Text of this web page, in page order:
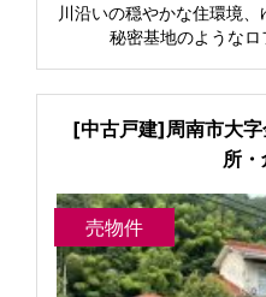
川沿いの穏やかな住環境、
秘密基地のようなロ
[中古戸建]周南市大
所
売物件